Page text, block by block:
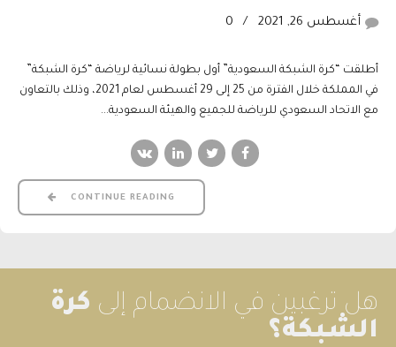
أغسطس 26, 2021 0
أطلقت “كرة الشبكة السعودية” أول بطولة نسائية لرياضة “كرة الشبكة”
في المملكة خلال الفترة من 25 إلى 29 أغسطس لعام 2021، وذلك بالتعاون
مع الاتحاد السعودي للرياضة للجميع والهيئة السعودية...
CONTINUE READING
هل ترغبين في الانضمام إلى كرة
الشبكة؟